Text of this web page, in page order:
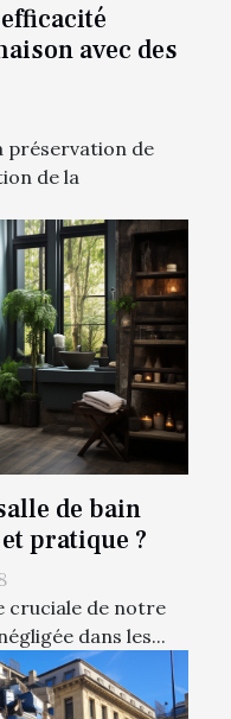
avec des
préservation de
de la
de bain
pratique ?
cruciale de notre
dans les...